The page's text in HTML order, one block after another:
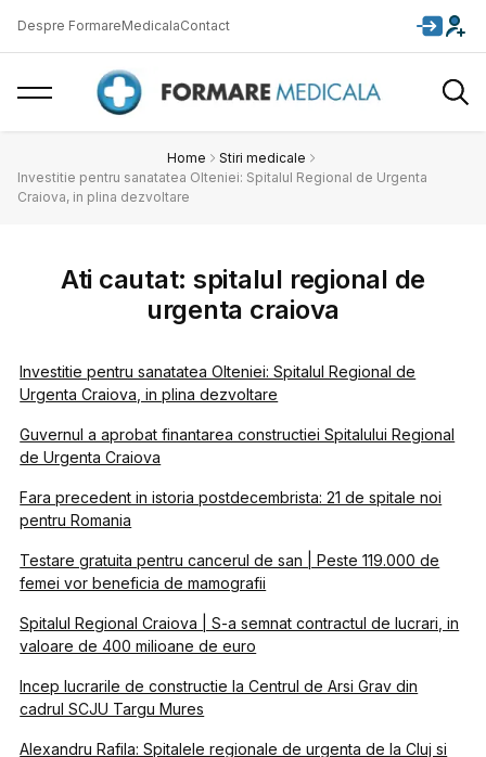
Despre FormareMedicalaContact
Home
Stiri medicale
Investitie pentru sanatatea Olteniei: Spitalul Regional de Urgenta
Craiova, in plina dezvoltare
Ati cautat: spitalul regional de
urgenta craiova
Investitie pentru sanatatea Olteniei: Spitalul Regional de
Urgenta Craiova, in plina dezvoltare
Guvernul a aprobat finantarea constructiei Spitalului Regional
de Urgenta Craiova
Fara precedent in istoria postdecembrista: 21 de spitale noi
pentru Romania
Testare gratuita pentru cancerul de san | Peste 119.000 de
femei vor beneficia de mamografii
Spitalul Regional Craiova | S-a semnat contractul de lucrari, in
valoare de 400 milioane de euro
Incep lucrarile de constructie la Centrul de Arsi Grav din
cadrul SCJU Targu Mures
Alexandru Rafila: Spitalele regionale de urgenta de la Cluj si